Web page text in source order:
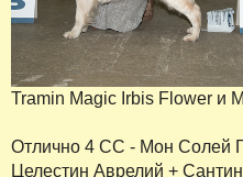
Tramin Magic Irbis Flower и
Отлично 4 СС - Мон Солей
Целестин Аврелий +